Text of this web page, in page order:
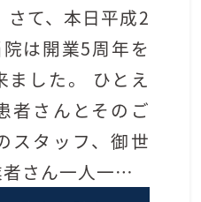
さて、本日平成2
は開業5周年を
した。 ひとえ
者さんとそのご
スタッフ、御世
さん一人一…